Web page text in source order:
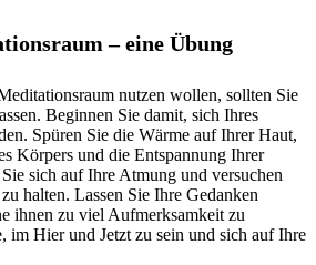
– eine Übung
nutzen wollen, sollten Sie
Beginnen Sie damit, sich Ihres
Spüren Sie die Wärme auf Ihrer Haut,
Körpers und die Entspannung Ihrer
sich auf Ihre Atmung und versuchen
halten. Lassen Sie Ihre Gedanken
ihnen zu viel Aufmerksamkeit zu
im Hier und Jetzt zu sein und sich auf Ihre